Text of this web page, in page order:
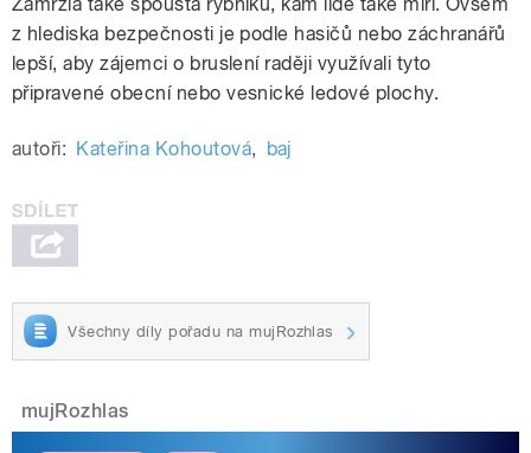
z hlediska bezpečnosti je podle hasičů nebo záchranářů
lepší, aby zájemci o bruslení raději využívali tyto
připravené obecní nebo vesnické ledové plochy.
autoři: Kateřina Kohoutová, baj
Všechny díly pořadu na mujRozhlas
mujRozhlas